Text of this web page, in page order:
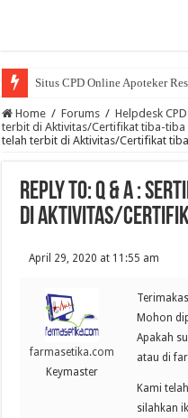
Situs CPD Online Apoteker
Home / Forums / Helpdesk
terbit di Aktivitas/Certifikat tiba-tiba
telah terbit di Aktivitas/Certifikat
Reply To: Q & A :
di Aktivitas/
April 29, 2020 at 11:55 am
farmasetika.com
Keymaster
Mohon
Apakah
atau di
Kami
silahkan